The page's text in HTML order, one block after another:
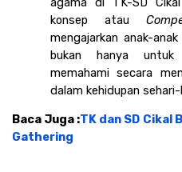
konsep atau
mengajarkan anak-
bukan hanya
memahami secara
dalam kehidupan sehari-
Baca Juga :TK dan SD Cikal
Gathering